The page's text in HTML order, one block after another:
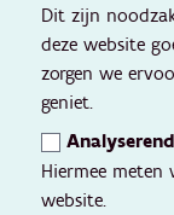
Dit zijn
deze website
zorgen we
geniet.
Hiermee meten
website.